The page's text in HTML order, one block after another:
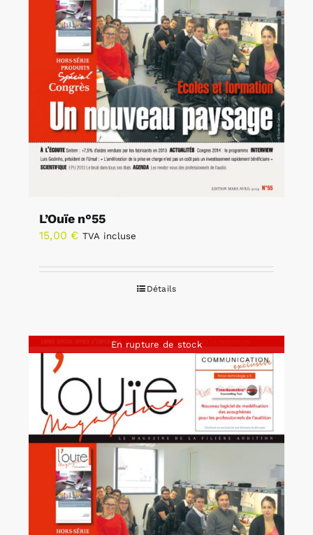
L’Ouïe n°55
15,00 € TVA incluse
Détails
En rupture de stock